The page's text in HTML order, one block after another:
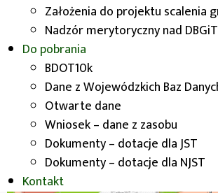
Założenia do projektu scalenia
Nadzór merytoryczny nad
Do pobrania
BDOT10k
Dane z Wojewódzkich Baz
Otwarte dane
Wniosek – dane z zasobu
Dokumenty – dotacje dla JST
Dokumenty – dotacje dla NJST
Kontakt
Mapa glebowo-rolnicza